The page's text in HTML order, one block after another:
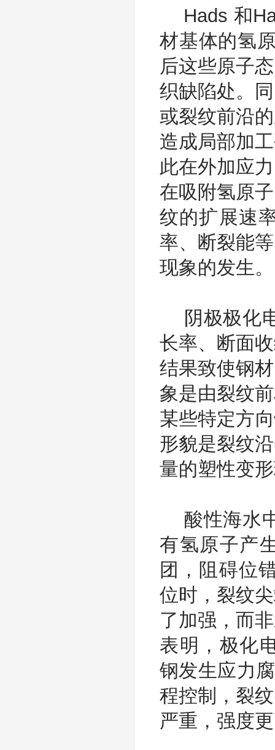
Hads 和
材基体的氢
后这些原子
织缺陷处。
或裂纹前沿
造成局部加
此在外加应
在吸附氢原
纹的扩展速
率、断裂能
现象的发生。
阴极极化
长率、断面
结果致使钢
象是由裂纹
某些特定方
形貌是裂纹
量的塑性变
酸性海水
有氢原子产
团，阻碍位
位时，裂纹
了加强，而
表明，极化
钢发生应力
程控制，裂
严重，强度